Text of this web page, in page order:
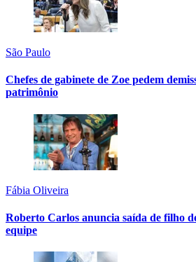
São Paulo
Chefes de gabinete de Zoe pedem
patrimônio
Fábia Oliveira
Roberto Carlos anuncia saída de filho
equipe